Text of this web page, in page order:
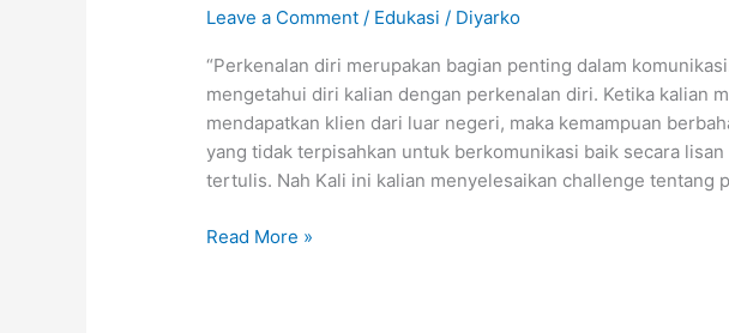
Leave a Comment / Edukasi / Diyarko
“Perkenalan diri merupakan bagian penting dalam
mengetahui diri kalian dengan perkenalan diri. Ketika kalian
mendapatkan klien dari luar negeri, maka kemampuan
yang tidak terpisahkan untuk berkomunikasi baik secara
tertulis. Nah Kali ini kalian menyelesaikan challenge tentang
Latih
Read More »